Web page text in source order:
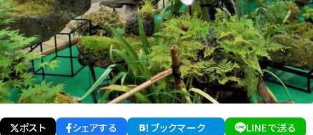
ポスト シェアする ブックマーク LINEで送る